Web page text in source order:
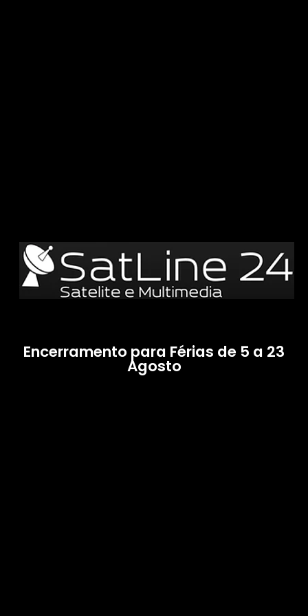
Encerramento para Férias de 5 a 23
Agosto